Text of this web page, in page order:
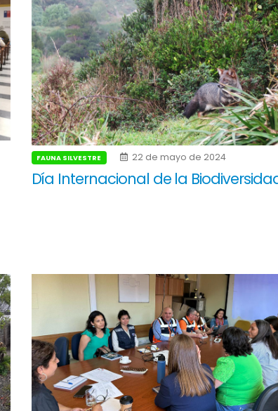
FAUNA SILVESTRE 22 de mayo de 2024
Día Internacional de la